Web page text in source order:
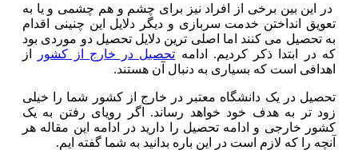
در این بین برخی از افراد نیز برای چشم و هم چشمی و یا به
تعویق انداختن خدمت سربازی و دیگر دلایل این چنینی اقدام
به تحصیل می کنند اما اصلی ترین دلایل تحصیل دو موردی بود
که در ابتدا ذکر کردیم. ادامه تحصیل در خارج از کشور
از
اهدافی است که بسیاری به دنبال آن هستند.
تحصیل در یک دانشگاه معتبر در خارج از کشور شما را خیلی
زود تر به هدف خود خواهد رساند. اگر رویای رفتن به یک
کشور خارجی و ادامه تحصیل را دارید در ادامه این مقاله هر
آنچه را که لازم است در این باره بدانید به شما گفته ایم.